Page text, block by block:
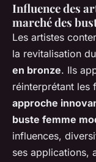
Influence des
marché des
Les artistes
la revitalisation
en bronze. Ils
réinterprétant les
approche
buste femme
influences,
ses applications,